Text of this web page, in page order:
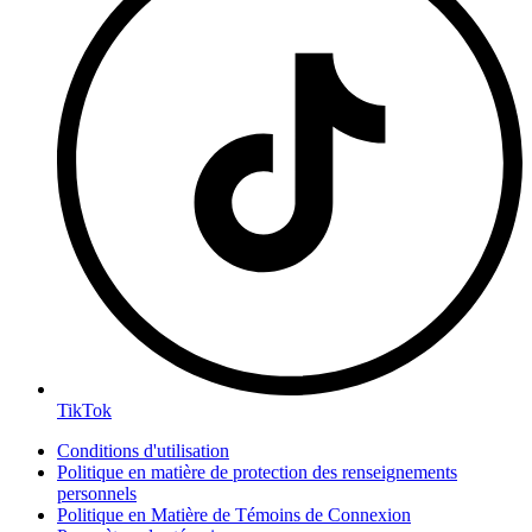
TikTok
Conditions d'utilisation
Politique en matière de protection des renseignements
personnels
Politique en Matière de Témoins de Connexion